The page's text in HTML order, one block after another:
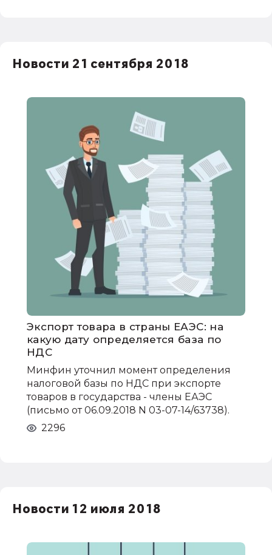
Новости 21 сентября 2018
Экспорт товара в страны ЕАЭС: на
какую дату определяется база по
НДС
Минфин уточнил момент определения
налоговой базы по НДС при экспорте
товаров в государства - члены ЕАЭС
(письмо от 06.09.2018 N 03-07-14/63738).
2296
Новости 12 июля 2018